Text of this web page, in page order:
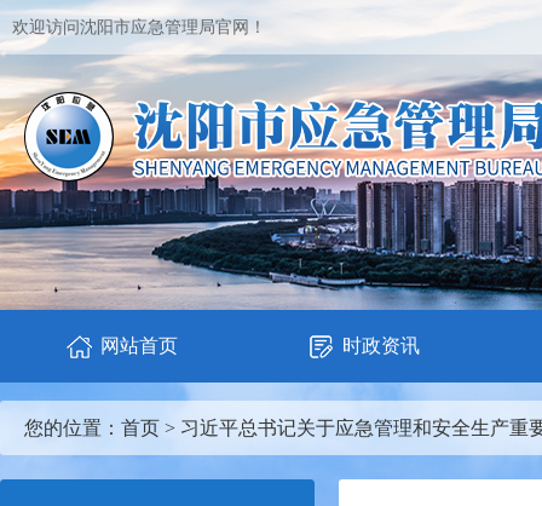
欢迎访问沈阳市应急管理局官网！
网站首页 时政资讯
您的位置： 首页 > 习近平总书记关于应急管理和安全生产重